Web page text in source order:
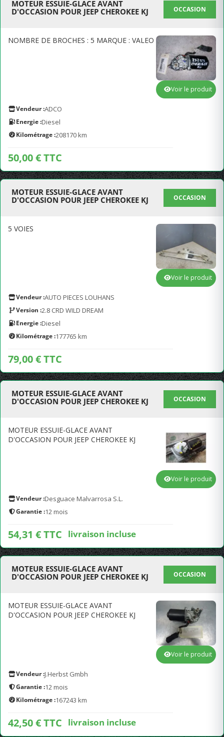
MOTEUR ESSUIE-GLACE AVANT
D'OCCASION POUR JEEP CHEROKEE KJ
OCCASION
NOMBRE DE BROCHES : 5 MARQUE : VALEO
Vendeur :ADCO
Energie :Diesel
Kilométrage :208170 km
50,00 € TTC
Voir le produit
MOTEUR ESSUIE-GLACE AVANT
D'OCCASION POUR JEEP CHEROKEE KJ
OCCASION
5 VOIES
Vendeur :AUTO PIECES LOUHANS
Version :2.8 CRD WILD DREAM
Energie :Diesel
Kilométrage :177765 km
79,00 € TTC
Voir le produit
MOTEUR ESSUIE-GLACE AVANT
D'OCCASION POUR JEEP CHEROKEE KJ
OCCASION
MOTEUR ESSUIE-GLACE AVANT
D'OCCASION POUR JEEP CHEROKEE KJ
Vendeur :Desguace Malvarrosa S.L.
Garantie :12 mois
54,31 € TTC livraison incluse
Voir le produit
MOTEUR ESSUIE-GLACE AVANT
D'OCCASION POUR JEEP CHEROKEE KJ
OCCASION
MOTEUR ESSUIE-GLACE AVANT
D'OCCASION POUR JEEP CHEROKEE KJ
Vendeur :J.Herbst Gmbh
Garantie :12 mois
Kilométrage :167243 km
42,50 € TTC livraison incluse
Voir le produit